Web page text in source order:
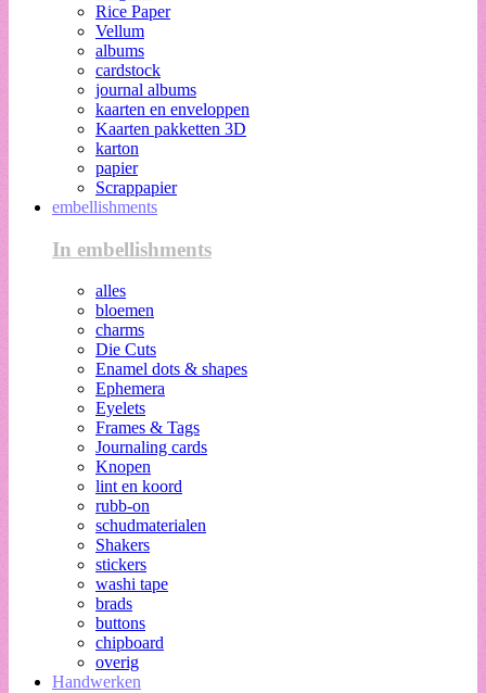
Rice Paper
Vellum
albums
cardstock
journal albums
kaarten en enveloppen
Kaarten pakketten 3D
karton
papier
Scrappapier
embellishments
In embellishments
alles
bloemen
charms
Die Cuts
Enamel dots & shapes
Ephemera
Eyelets
Frames & Tags
Journaling cards
Knopen
lint en koord
rubb-on
schudmaterialen
Shakers
stickers
washi tape
brads
buttons
chipboard
overig
Handwerken